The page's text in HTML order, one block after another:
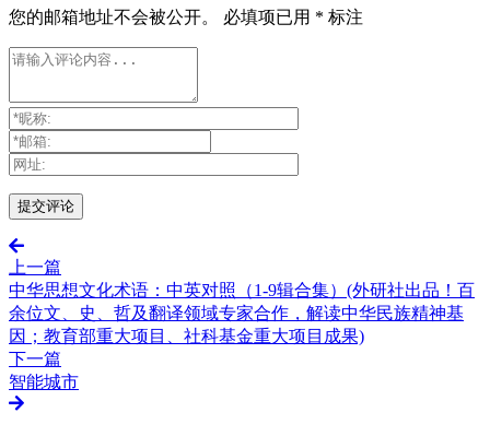
您的邮箱地址不会被公开。 必填项已用 * 标注
上一篇
中华思想文化术语：中英对照（1-9辑合集）(外研社出品！百
余位文、史、哲及翻译领域专家合作，解读中华民族精神基
因；教育部重大项目、社科基金重大项目成果)
下一篇
智能城市